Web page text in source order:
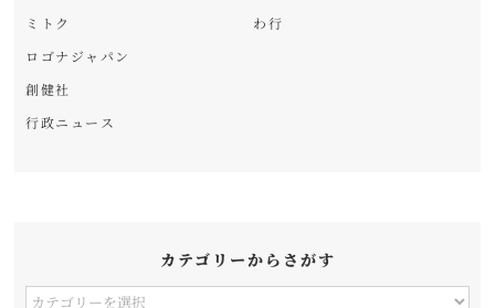
ミトク
ロゴナジャパン
創健社
行政ニュース
わ行
カテゴリーからさがす
カ